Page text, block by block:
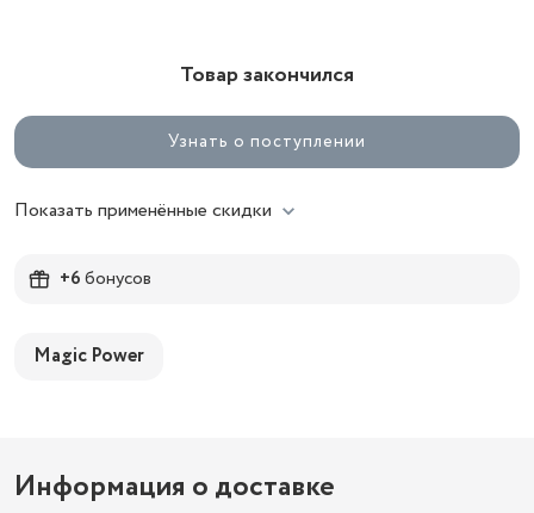
Товар закончился
Узнать о поступлении
Показать применённые скидки
+6бонусов
Magic Power
Информация о доставке